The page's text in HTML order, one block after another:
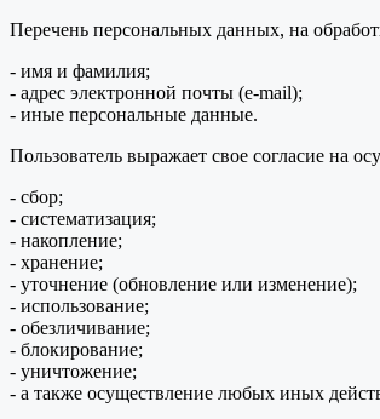
Перечень персональных данных, на
- имя и фамилия;
- адрес электронной почты (e-mail);
- иные персональные данные.
Пользователь выражает свое согласие на
- сбор;
- систематизация;
- накопление;
- хранение;
- уточнение (обновление или изменение);
- использование;
- обезличивание;
- блокирование;
- уничтожение;
- а также осуществление любых иных